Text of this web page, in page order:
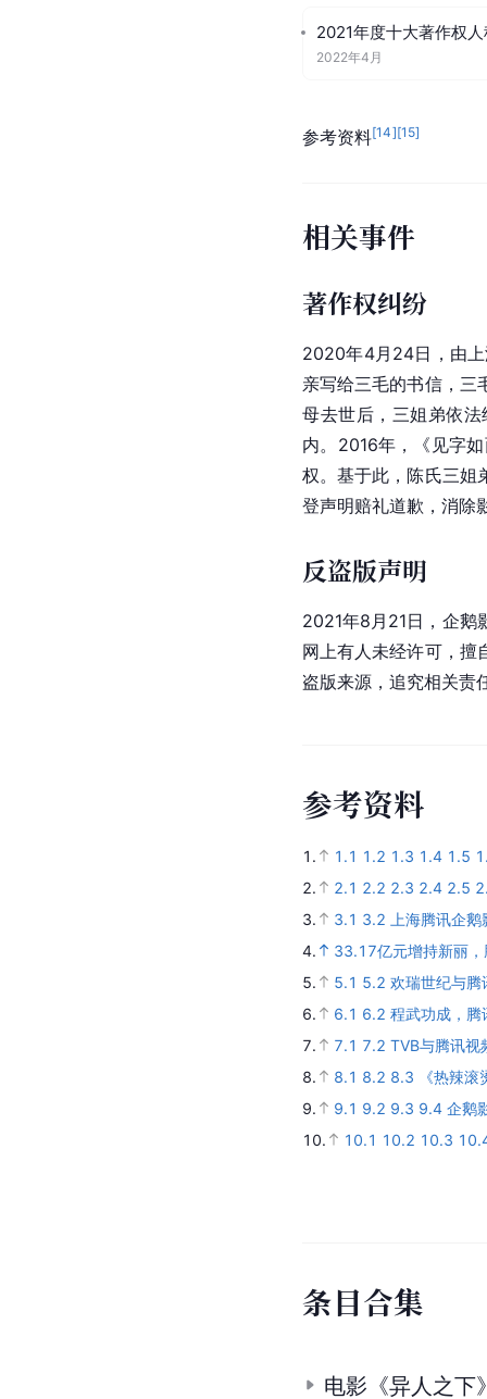
2021年度十大著作权
2022年4月
参考资料[14][15]
相关事件
著作权纠纷
2020年4月24日，由
亲写给三毛的书信，三
母去世后，三姐弟依
内。2016年，《见字
权。基于此，陈氏三姐
登声明赔礼道歉，消除
反盗版声明
2021年8月21日，企鹅
网上有人未经许可，擅
盗版来源，追究相关责
参考资料
1. 1.1 1.2 1.3 1.4 1.5
2.
2.1 2.2 2.3 2.4 2.5
3.
3.1 3.2
上海腾讯企
4.
33.17亿元增持新丽，
5.
5.1 5.2 欢瑞世纪与腾
6.
6.1 6.2 程武功成，腾
7.
7.1 7.2 TVB与腾讯视
8.
8.1 8.2 8.3
《热辣
9.
9.1 9.2 9.3 9.4 企鹅
10.
10.1 10.2 10.3
条目合集
电影《异人之下